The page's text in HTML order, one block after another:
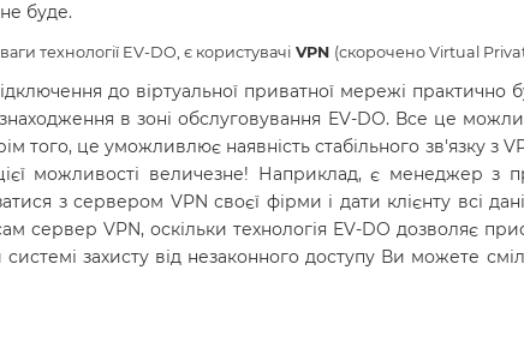
буде.
технології EV-DO, є користувачі VPN (скорочено Virtual
до віртуальної приватної мережі
в зоні обслуговування EV-DO. Все це
того, це уможливлює наявність стабільного зв'язку з
можливості величезне! Наприклад, є менеджер з
з сервером VPN своєї фірми і дати клієнту всі
сервер VPN, оскільки технологія EV-DO дозволяє
захисту від незаконного доступу Ви можете